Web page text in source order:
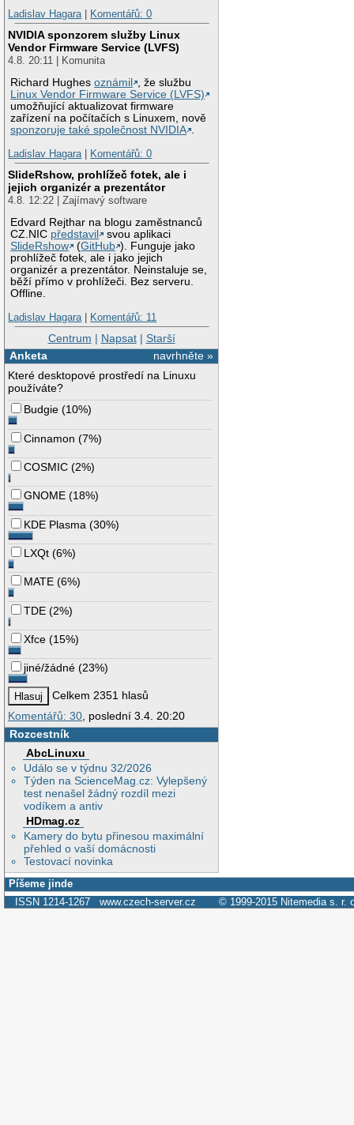
Ladislav Hagara| Komentářů: 0
NVIDIA sponzorem služby Linux
Vendor Firmware Service (LVFS)
4.8. 20:11 | Komunita
Richard Hughesoznámil
, že službu
Linux Vendor Firmware Service (LVFS)
umožňující aktualizovat firmware
zařízení na počítačích s Linuxem, nově
sponzoruje také společnost NVIDIA .
Ladislav Hagara| Komentářů: 0
SlideRshow, prohlížeč fotek, ale i
jejich organizér a prezentátor
4.8. 12:22 | Zajímavý software
Edvard Rejthar na blogu zaměstnanců
CZ.NIC představil
svou aplikaci
SlideRshow
(GitHub ). Funguje jako
prohlížeč fotek, ale i jako jejich
organizér a prezentátor. Neinstaluje se,
běží přímo v prohlížeči. Bez serveru.
Offline.
Ladislav Hagara| Komentářů: 11
Centrum | Napsat| Starší
navrhněte »
Anketa
Které desktopové prostředí na Linuxu
používáte?
Budgie (10%)
Cinnamon (7%)
COSMIC (2%)
GNOME (18%)
KDE Plasma (30%)
LXQt (6%)
MATE (6%)
TDE (2%)
Xfce (15%)
jiné/žádné (23%)
Celkem 2351 hlasů
Komentářů: 30 , poslední 3.4. 20:20
Rozcestník
AbcLinuxu
Událo se v týdnu 32/2026
Týden na ScienceMag.cz: Vylepšený
test nenašel žádný rozdíl mezi
vodíkem a antiv
HDmag.cz
Kamery do bytu přinesou maximální
přehled o vaší domácnosti
Testovací novinka
Píšeme jinde
ISSN 1214-1267 www.czech-server.cz © 1999-2015 Nitemedia s. r.